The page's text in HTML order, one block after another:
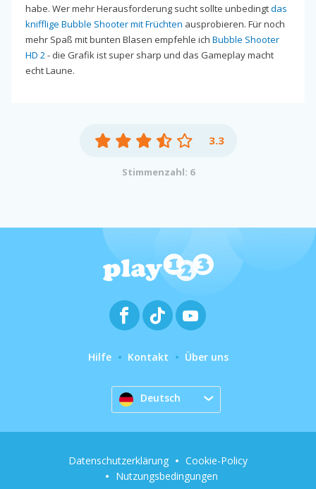
habe. Wer mehr Herausforderung sucht sollte unbedingtdas
knifflige Bubble Shooter mit Früchten ausprobieren. Für noch
mehr Spaß mit bunten Blasen empfehle ich Bubble Shooter
HD 2- die Grafik ist super sharp und das Gameplay macht
echt Laune.
3.3
Stimmenzahl: 6
Hilfe Kontakt Über uns
Deutsch
Datenschutzerklärung
Cookie-Policy
Nutzungsbedingungen